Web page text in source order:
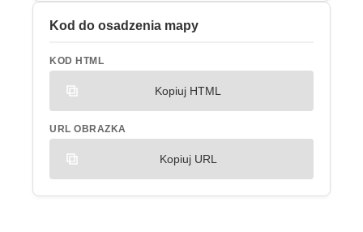
Kod do osadzenia mapy
KOD HTML
Kopiuj HTML
URL OBRAZKA
Kopiuj URL